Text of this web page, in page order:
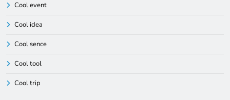
Cool event
Cool idea
Cool sence
Cool tool
Cool trip